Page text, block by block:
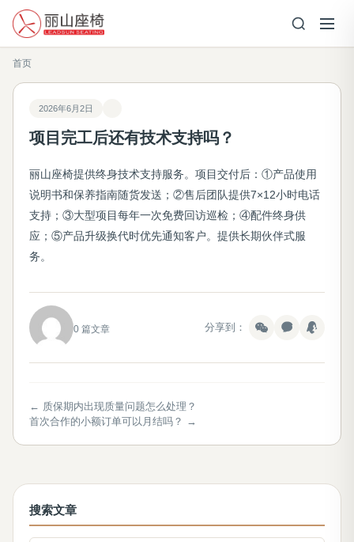
首页
2026年6月2日
项目完工后还有技术支持吗？
丽山座椅提供终身技术支持服务。项目交付后：①产品使用
说明书和保养指南随货发送；②售后团队提供7×12小时电话
支持；③大型项目每年一次免费回访巡检；④配件终身供
应；⑤产品升级换代时优先通知客户。提供长期伙伴式服
务。
0 篇文章 分享到：
← 质保期内出现质量问题怎么处理？
首次合作的小额订单可以月结吗？ →
搜索文章